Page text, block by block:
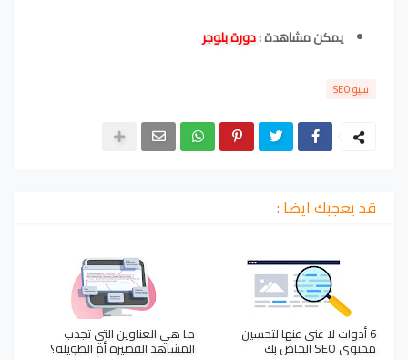
يمكن مشاهدة :دورة بلوجر
سيو SEO
قد يعجبك ايضا :
6 أدوات لا غنى عنها لتحسين
محتوى SEO الخاص بك
ما هي العناوين التي تجذب
المشاهد القصيرة أم الطويلة؟